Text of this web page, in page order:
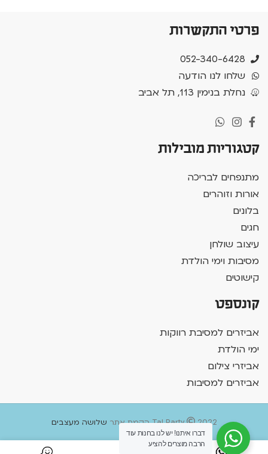
פרטי התקשרות
052-340-6428
שלחו לנו הודעה
נחלת בנימין 113, תל אביב
קטגוריות מובילות
מתנפחים לבריכה
אורות וזוהרים
בלונים
חגים
עיצוב שולחן
מסיבות וימי הולדת
קישוטים
קונספט
אביזרים למסיבת רווקות
ימי הולדת
אביזרי צילום
אביזרים למסיבות
Tal Party 2022 הקמת אתר שלושה מעצבים
דברו איתנו! יש לנו בחנות עוד
הרבה מוצרים להציע